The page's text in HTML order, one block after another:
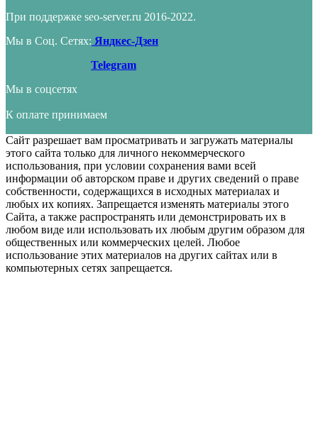
При поддержке seo-server.ru 2016-2022.
Мы в Соц. Сетях: Яндкес-Дзен
Telegram
Мы в соцсетях
К оплате принимаем
Сайт разрешает вам просматривать и загружать материалы
этого сайта только для личного некоммерческого
использования, при условии сохранения вами всей
информации об авторском праве и других сведений о праве
собственности, содержащихся в исходных материалах и
любых их копиях. Запрещается изменять материалы этого
Сайта, а также распространять или демонстрировать их в
любом виде или использовать их любым другим образом для
общественных или коммерческих целей. Любое
использование этих материалов на других сайтах или в
компьютерных сетях запрещается.